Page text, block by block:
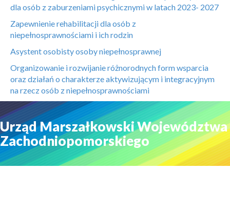
dla osób z zaburzeniami psychicznymi w latach 2023- 2027
Zapewnienie rehabilitacji dla osób z
niepełnosprawnościami i ich rodzin
Asystent osobisty osoby niepełnosprawnej
Organizowanie i rozwijanie różnorodnych form wsparcia
oraz działań o charakterze aktywizującym i integracyjnym
na rzecz osób z niepełnosprawnościami
Urząd Marszałkowski Województwa
Zachodniopomorskiego